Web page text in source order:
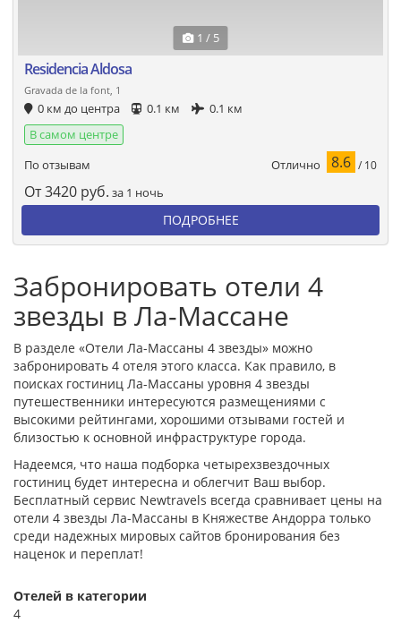
1 / 5
Residencia Aldosa
Gravada de la font, 1
0 км до центра 0.1 км
0.1 км
В самом центре
По отзывам
Отлично 8.6 / 10
От3420 руб. за 1 ночь
ПОДРОБНЕЕ
Забронировать отели 4
звезды в Ла-Массане
В разделе «Отели Ла-Массаны 4 звезды» можно
забронировать 4 отеля этого класса. Как правило, в
поисках гостиниц Ла-Массаны уровня 4 звезды
путешественники интересуются размещениями с
высокими рейтингами, хорошими отзывами гостей и
близостью к основной инфраструктуре города.
Надеемся, что наша подборка четырехзвездочных
гостиниц будет интересна и облегчит Ваш выбор.
Бесплатный сервис Newtravels всегда сравнивает цены на
отели 4 звезды Ла-Массаны в Княжестве Андорра только
среди надежных мировых сайтов бронирования без
наценок и переплат!
Отелей в категории
4